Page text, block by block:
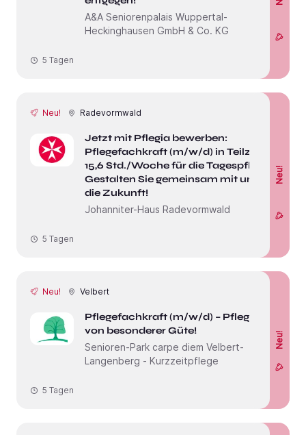
A&A Seniorenpalais Wuppertal-
Heckinghausen GmbH & Co. KG
5 Tagen
Neu! Radevormwald
Jetzt mit Pflegia bewerben:
Pflegefachkraft (m/w/d) in Teilzeit,
15,6 Std./Woche für die Tagespflege -
Gestalten Sie gemeinsam mit uns
die Zukunft!
Johanniter-Haus Radevormwald
Neu!
5 Tagen
Neu! Velbert
Pflegefachkraft (m/w/d) – Pflege
von besonderer Güte!
Senioren-Park carpe diem Velbert-
Langenberg - Kurzzeitpflege
Neu!
5 Tagen